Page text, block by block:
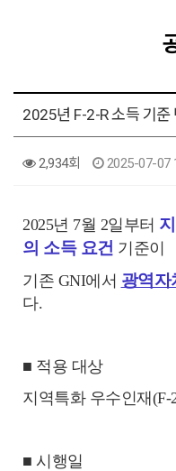
2025년 F-2-R 소득 기
2,934회 2025-07-07
2025년 7월 2일부터
의 소득 요건 기준이
기존 GNI에서 광역자
다.
■ 적용 대상
지역특화 우수인재(F-
■ 시행일